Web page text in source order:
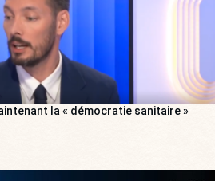
la « démocratie sanitaire »